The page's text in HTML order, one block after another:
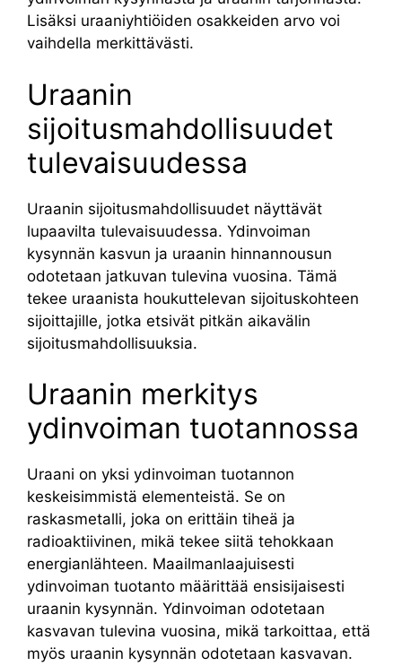
Lisäksi uraaniyhtiöiden osakkeiden arvo voi
vaihdella merkittävästi.
Uraanin
sijoitusmahdollisuudet
tulevaisuudessa
Uraanin sijoitusmahdollisuudet näyttävät
lupaavilta tulevaisuudessa. Ydinvoiman
kysynnän kasvun ja uraanin hinnannousun
odotetaan jatkuvan tulevina vuosina. Tämä
tekee uraanista houkuttelevan sijoituskohteen
sijoittajille, jotka etsivät pitkän aikavälin
sijoitusmahdollisuuksia.
Uraanin merkitys
ydinvoiman tuotannossa
Uraani on yksi ydinvoiman tuotannon
keskeisimmistä elementeistä. Se on
raskasmetalli, joka on erittäin tiheä ja
radioaktiivinen, mikä tekee siitä tehokkaan
energianlähteen. Maailmanlaajuisesti
ydinvoiman tuotanto määrittää ensisijaisesti
uraanin kysynnän. Ydinvoiman odotetaan
kasvavan tulevina vuosina, mikä tarkoittaa, että
myös uraanin kysynnän odotetaan kasvavan.